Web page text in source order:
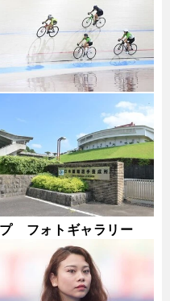
プ フォトギャラリー